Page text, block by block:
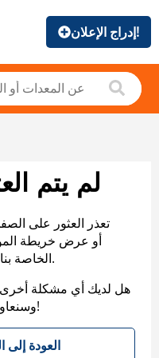
إدراج الإعلان!
لم يتم
تعذر العثور على
الخاصة بنا لمساعدتك في العثور على ما تريد.
هل لديك أي مشكلة
وسنعاود التواصل معك. شكرًا على صبرك!
العودة إلى